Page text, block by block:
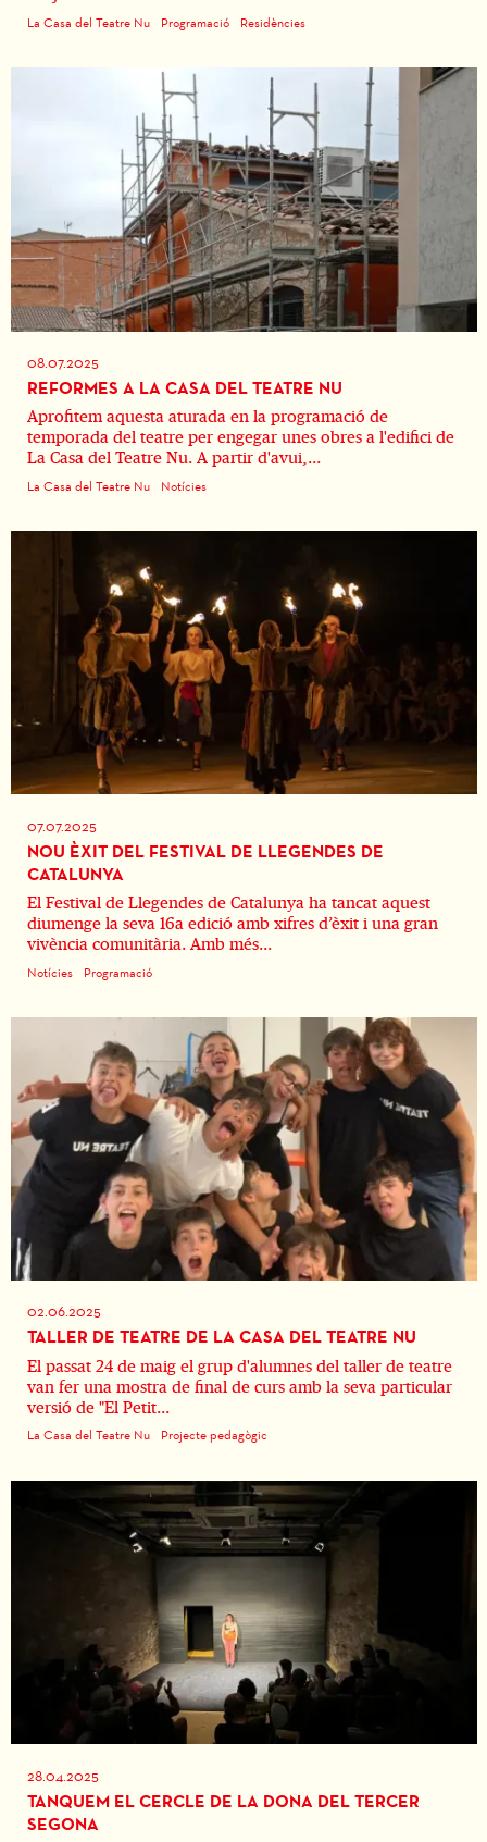
La Casa del Teatre Nu Programació Residències
08.07.2025
REFORMES A LA CASA DEL TEATRE NU
Aprofitem aquesta aturada en la programació de
temporada del teatre per engegar unes obres a l'edifici de
La Casa del Teatre Nu. A partir d'avui,...
La Casa del Teatre Nu Notícies
07.07.2025
NOU ÈXIT DEL FESTIVAL DE LLEGENDES DE
CATALUNYA
El Festival de Llegendes de Catalunya ha tancat aquest
diumenge la seva 16a edició amb xifres d’èxit i una gran
vivència comunitària. Amb més...
Notícies Programació
02.06.2025
TALLER DE TEATRE DE LA CASA DEL TEATRE NU
El passat 24 de maig el grup d'alumnes del taller de teatre
van fer una mostra de final de curs amb la seva particular
versió de "El Petit...
La Casa del Teatre Nu Projecte pedagògic
28.04.2025
TANQUEM EL CERCLE DE LA DONA DEL TERCER
SEGONA